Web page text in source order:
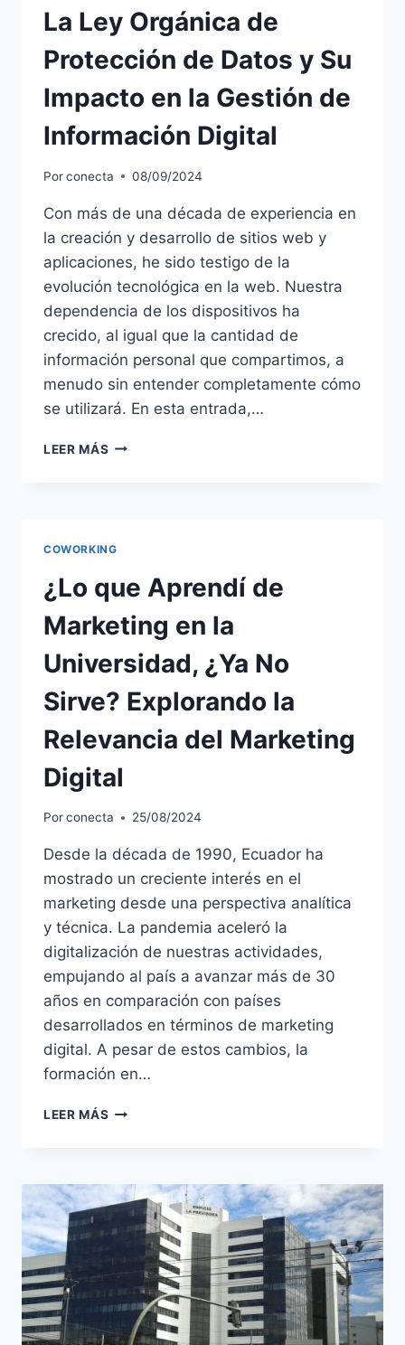
La Ley Orgánica de
Protección de Datos y Su
Impacto en la Gestión de
Información Digital
Porconecta 08/09/2024
Con más de una década de experiencia en
la creación y desarrollo de sitios web y
aplicaciones, he sido testigo de la
evolución tecnológica en la web. Nuestra
dependencia de los dispositivos ha
crecido, al igual que la cantidad de
información personal que compartimos, a
menudo sin entender completamente cómo
se utilizará. En esta entrada,…
LEER MÁS
COWORKING
¿Lo que Aprendí de
Marketing en la
Universidad, ¿Ya No
Sirve? Explorando la
Relevancia del Marketing
Digital
Porconecta 25/08/2024
Desde la década de 1990, Ecuador ha
mostrado un creciente interés en el
marketing desde una perspectiva analítica
y técnica. La pandemia aceleró la
digitalización de nuestras actividades,
empujando al país a avanzar más de 30
años en comparación con países
desarrollados en términos de marketing
digital. A pesar de estos cambios, la
formación en…
LEER MÁS